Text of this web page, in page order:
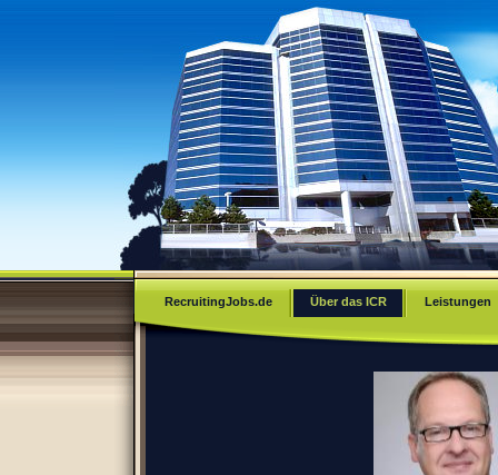
RecruitingJobs.de Über das ICR Leistungen